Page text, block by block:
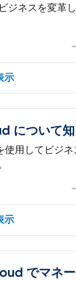
ジネスを変革
示
について
使用してビジ
示
でマネ